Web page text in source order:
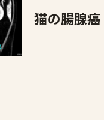
猫の腸腺癌